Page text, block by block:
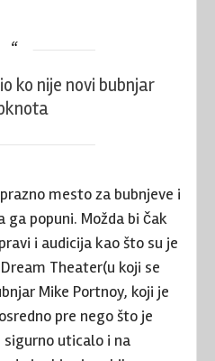
ko nije novi bubnjar
mesto za bubnjeve i
ga popuni. Možda bi čak
i audicija kao što su je
Theater(u koji se
Mike Portnoy, koji je
pre nego što je
sigurno uticalo i na